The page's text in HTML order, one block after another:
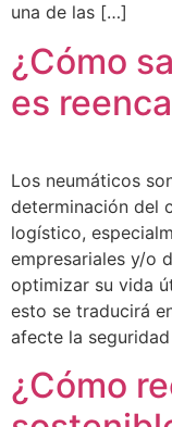
una de las […]
¿Cómo
es
Los neumáticos
determinación del
logístico,
empresariales y/o
optimizar su vida
esto se traducirá
afecte la
¿Cómo